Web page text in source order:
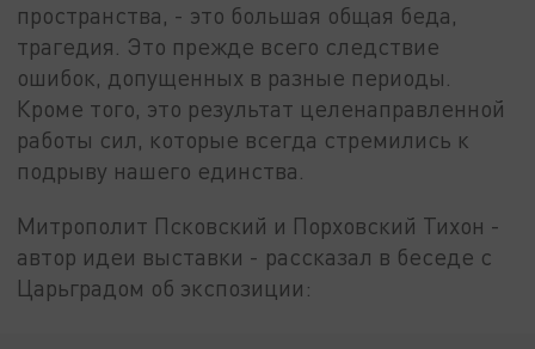
пространства, - это большая общая беда,
трагедия. Это прежде всего следствие
ошибок, допущенных в разные периоды.
Кроме того, это результат целенаправленной
работы сил, которые всегда стремились к
подрыву нашего единства.
Митрополит Псковский и Порховский Тихон -
автор идеи выставки - рассказал в беседе с
Царьградом об экспозиции: